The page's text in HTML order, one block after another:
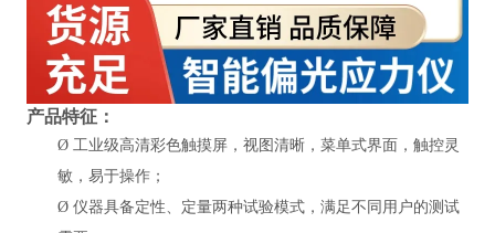
产品特征：
Ø 工业级高清彩色触摸屏，视图清晰，菜单式界面，触控灵
敏，易于操作；
Ø 仪器具备定性、定量两种试验模式，满足不同用户的测试